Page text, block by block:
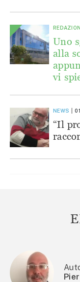
Uno
alla
vi
NEWS
“Il